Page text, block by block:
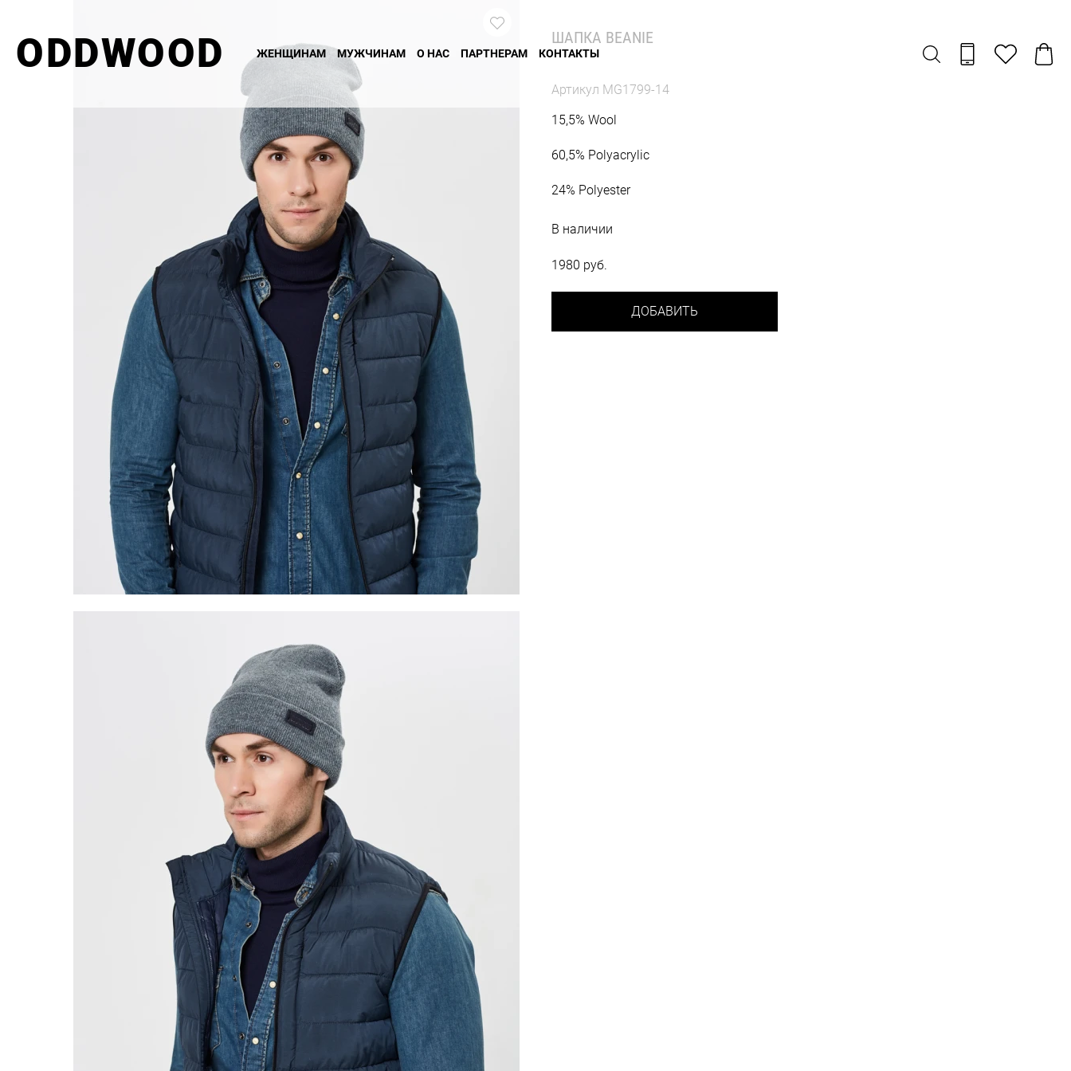
ODDWOOD ЖЕНЩИНАМ МУЖЧИНАМ О НАС ПАРТНЕРАМ КОНТАКТЫ
ШАПКА BEANIE
Артикул MG1799-14
15,5% Wool
60,5% Polyacrylic
24% Polyester
В наличии
1980 руб.
ДОБАВИТЬ